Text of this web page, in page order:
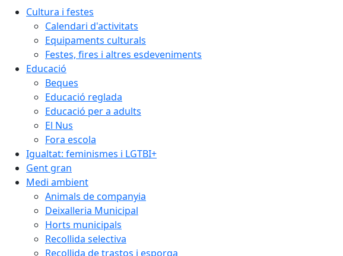
Cultura i festes
Calendari d'activitats
Equipaments culturals
Festes, fires i altres esdeveniments
Educació
Beques
Educació reglada
Educació per a adults
El Nus
Fora escola
Igualtat: feminismes i LGTBI+
Gent gran
Medi ambient
Animals de companyia
Deixalleria Municipal
Horts municipals
Recollida selectiva
Recollida de trastos i esporga